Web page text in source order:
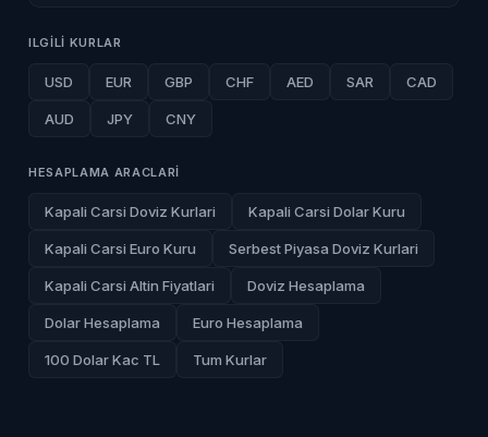
ILGILI KURLAR
USD EUR GBP CHF AED SAR CAD
AUD JPY CNY
HESAPLAMA ARACLARI
Kapali Carsi Doviz Kurlari Kapali Carsi Dolar Kuru
Kapali Carsi Euro Kuru Serbest Piyasa Doviz Kurlari
Kapali Carsi Altin Fiyatlari Doviz Hesaplama
Dolar Hesaplama Euro Hesaplama
100 Dolar Kac TL Tum Kurlar